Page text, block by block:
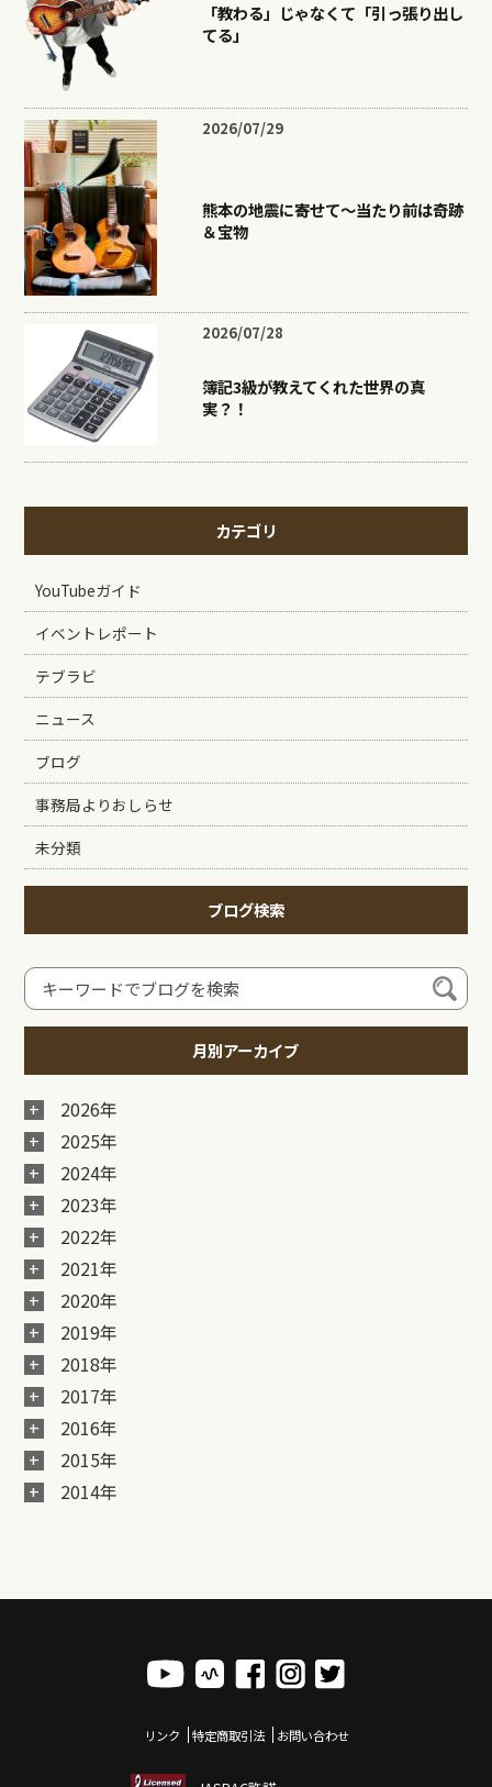
「教わる」じゃなくて「引っ張り出し
てる」
2026/07/29
熊本の地震に寄せて〜当たり前は奇跡
＆宝物
2026/07/28
簿記3級が教えてくれた世界の真
実？！
カテゴリ
YouTubeガイド
イベントレポート
テブラビ
ニュース
ブログ
事務局よりおしらせ
未分類
ブログ検索
月別アーカイブ
2026年
2025年
2024年
2023年
2022年
2021年
2020年
2019年
2018年
2017年
2016年
2015年
2014年
リンク 特定商取引法 お問い合わせ